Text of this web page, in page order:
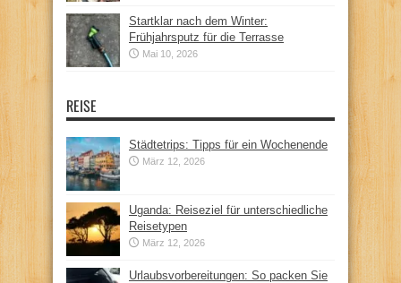
Startklar nach dem Winter:
Frühjahrsputz für die Terrasse
Mai 10, 2026
REISE
Städtetrips: Tipps für ein Wochenende
März 12, 2026
Uganda: Reiseziel für unterschiedliche
Reisetypen
März 12, 2026
Urlaubsvorbereitungen: So packen Sie